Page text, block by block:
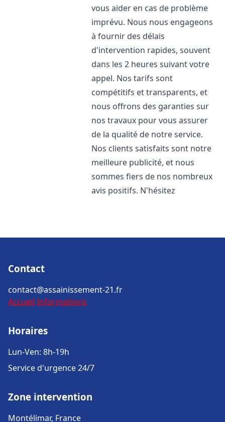
vous aider en cas de problème
imprévu. Nous nous engageons
à fournir des délais
d'intervention rapides, souvent
dans les 2 heures suivant votre
appel. Nos tarifs sont
compétitifs et transparents, et
nous offrons des garanties sur
nos travaux pour vous assurer
de la qualité de notre service.
Nos clients satisfaits sont notre
meilleure publicité, et nous
sommes fiers de nos nombreux
avis positifs. N'hésitez
Contact
contact@assainissement-21.fr
Accueil Informations
Horaires
Lun-Ven: 8h-19h
Service d'urgence 24/7
Zone intervention
Montélimar, France